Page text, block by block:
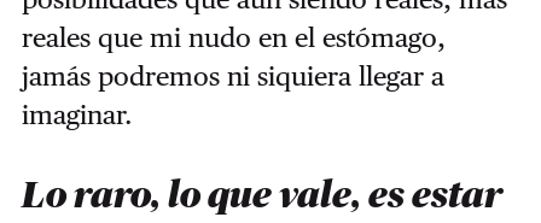
reales que mi nudo en el estómago,
jamás podremos ni siquiera llegar a
imaginar.
Lo raro, lo que vale, es estar